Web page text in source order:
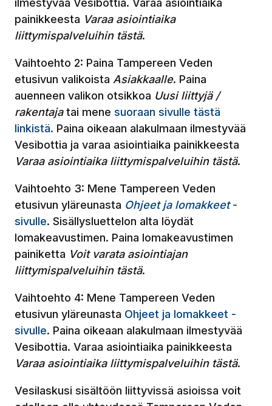
painikkeesta Varaa asiointiaika
liittymispalveluihin tästä.
Vaihtoehto 2: Paina Tampereen Veden
etusivun valikoista Asiakkaalle. Paina
auenneen valikon otsikkoa Uusi liittyjä /
rakentajatai mene suoraan sivulle tästä
linkistä. Paina oikeaan alakulmaan ilmestyvää
Vesibottia ja varaa asiointiaika painikkeesta
Varaa asiointiaika liittymispalveluihin tästä.
Vaihtoehto 3: Mene Tampereen Veden
etusivun yläreunasta Ohjeet ja lomakkeet-
sivulle. Sisällysluettelon alta löydät
lomakeavustimen. Paina lomakeavustimen
painiketta Voit varata asiointiajan
liittymispalveluihin tästä.
Vaihtoehto 4: Mene Tampereen Veden
etusivun yläreunasta Ohjeet ja lomakkeet -
sivulle. Paina oikeaan alakulmaan ilmestyvää
Vesibottia. Varaa asiointiaika painikkeesta
Varaa asiointiaika liittymispalveluihin tästä.
Vesilaskusi sisältöön liittyvissä asioissa voit